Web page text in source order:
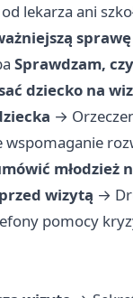
lekarza ani
sprawę
Sprawdzam,
dziecko na
→
wspomaganie
młodzież
wizytą →
pomocy